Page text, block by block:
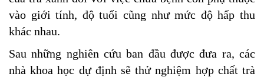
vào giới tính, độ tuổi cũng như mức độ hấp thu
khác nhau.
Sau những nghiên cứu ban đầu được đưa ra, các
nhà khoa học dự định sẽ thử nghiệm hợp chất trà